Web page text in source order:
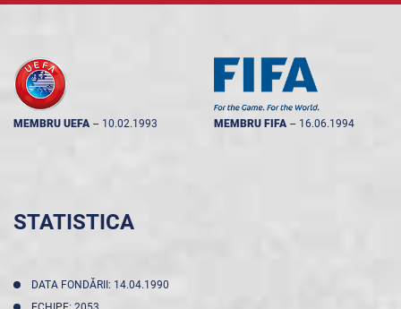
MEMBRU UEFA -- 10.02.1993 MEMBRU FIFA -- 16.06.1994
STATISTICA
DATA FONDĂRII: 14.04.1990